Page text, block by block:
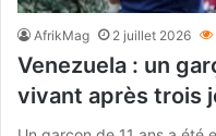
AfrikMag 2 juillet 2026
Venezuela : un
vivant après trois